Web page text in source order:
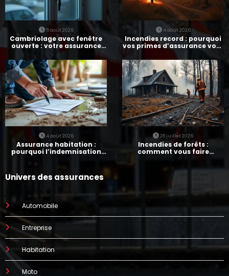
5 août 2026
Cambriolage avec fenêtre
ouverte : votre assurance
4 août 2026
Incendies record : pourquoi
vos primes d’assurance vont
augmenter
4 août 2026
Assurance habitation :
pourquoi l’indemnisation
28 juillet 2026
Incendies de forêts :
comment vous faire
indemniser par votre
Univers des assurances
Automobile
Entreprise
Habitation
Moto